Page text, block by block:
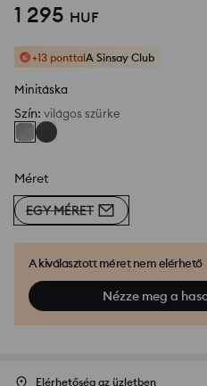
1 295 HUF
+13 ponttalA Sinsay Club
Minitáska
Szín: világos szürke
Méret
EGY MÉRET
A kiválasztott méret nem elérhető
Nézze meg a
Elérhetőség az üzletben